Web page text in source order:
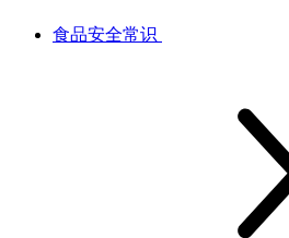
食品安全常识